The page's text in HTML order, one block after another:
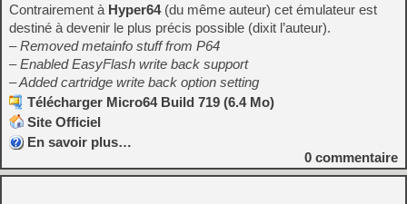
Contrairement à Hyper64(du même auteur) cet émulateur est
destiné à devenir le plus précis possible (dixit l’auteur).
– Removed metainfo stuff from P64
– Enabled EasyFlash write back support
– Added cartridge write back option setting
Télécharger Micro64 Build 719 (6.4 Mo)
Site Officiel
En savoir plus…
0 commentaire